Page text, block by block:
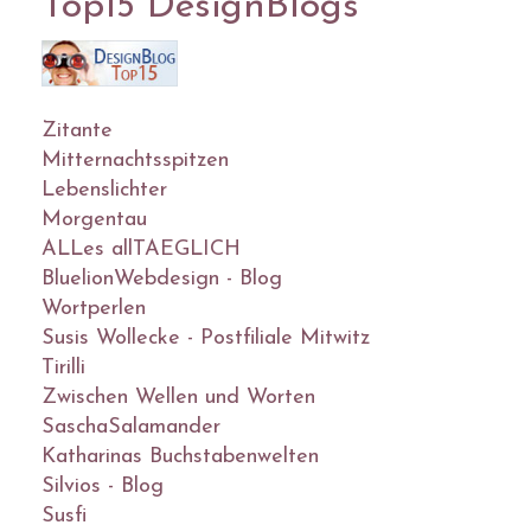
Zitante
Mitternachtsspitzen
Lebenslichter
Morgentau
ALLes allTAEGLICH
BluelionWebdesign - Blog
Wortperlen
Susis Wollecke - Postfiliale Mitwitz
Tirilli
Zwischen Wellen und Worten
SaschaSalamander
Katharinas Buchstabenwelten
Silvios - Blog
Susfi